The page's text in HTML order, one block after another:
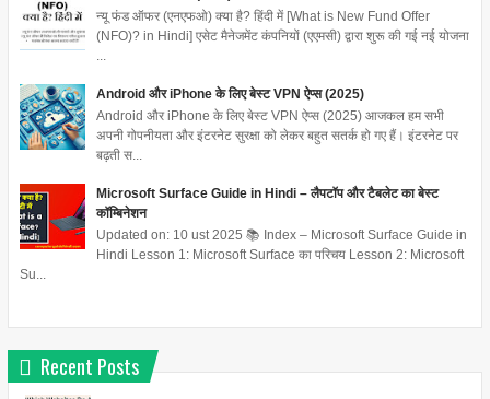
न्यू फंड ऑफर (एनएफओ) क्या है? हिंदी में [What is New Fund Offer
(NFO)? in Hindi] एसेट मैनेजमेंट कंपनियों (एएमसी) द्वारा शुरू की गई नई योजना
...
Android और iPhone के लिए बेस्ट VPN ऐप्स (2025)
Android और iPhone के लिए बेस्ट VPN ऐप्स (2025) आजकल हम सभी
अपनी गोपनीयता और इंटरनेट सुरक्षा को लेकर बहुत सतर्क हो गए हैं। इंटरनेट पर
बढ़ती स...
Microsoft Surface Guide in Hindi – लैपटॉप और टैबलेट का बेस्ट
कॉम्बिनेशन
Updated on: 10 ust 2025 📚 Index – Microsoft Surface Guide in
Hindi Lesson 1: Microsoft Surface का परिचय Lesson 2: Microsoft
Su...
Recent Posts